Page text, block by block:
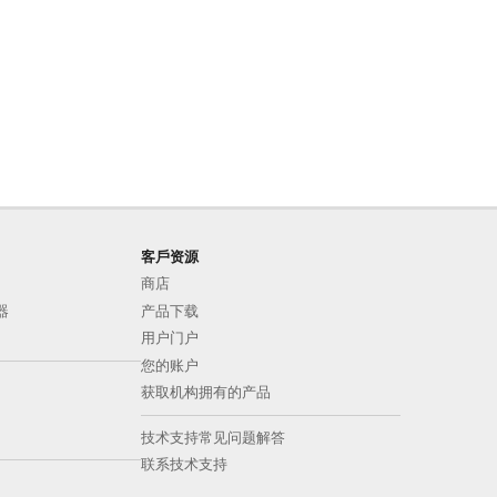
客戶资源
商店
产品下载
用户门户
您的账户
获取机构拥有的产品
技术支持常见问题解答
联系技术支持